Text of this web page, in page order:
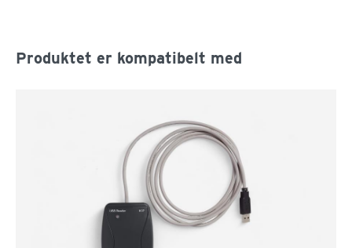
Produktet er kompatibelt med